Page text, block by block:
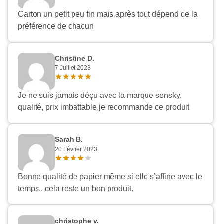
Carton un petit peu fin mais après tout dépend de la
préférence de chacun
Christine D.
7 Juillet 2023
Je ne suis jamais déçu avec la marque sensky,
qualité, prix imbattable,je recommande ce produit
Sarah B.
20 Février 2023
Bonne qualité de papier même si elle s’affine avec le
temps.. cela reste un bon produit.
christophe v.